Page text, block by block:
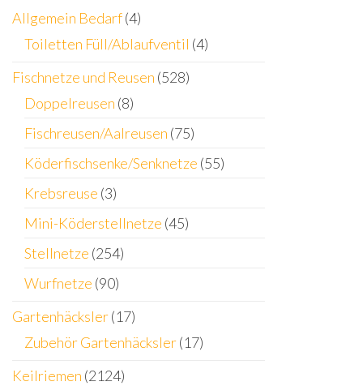
Allgemein Bedarf(4)
Toiletten Füll/Ablaufventil (4)
Fischnetze und Reusen (528)
Doppelreusen (8)
Fischreusen/Aalreusen (75)
Köderfischsenke/Senknetze (55)
Krebsreuse (3)
Mini-Köderstellnetze (45)
Stellnetze (254)
Wurfnetze (90)
Gartenhäcksler(17)
Zubehör Gartenhäcksler(17)
Keilriemen (2124)